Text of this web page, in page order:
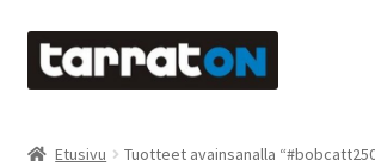
Siirry
navigointiin
Siirry
sisältöön
Etusivu Tuotteet avainsanalla